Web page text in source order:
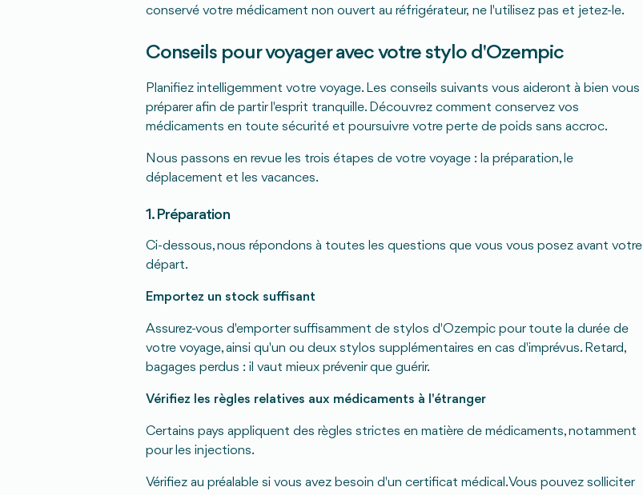
conservé votre médicament non ouvert au réfrigérateur, ne l'utilisez pas et jetez-le.
Conseils pour voyager avec votre stylo d'Ozempic
Planifiez intelligemment votre voyage. Les conseils suivants vous aideront à bien vous
préparer afin de partir l'esprit tranquille. Découvrez comment conservez vos
médicaments en toute sécurité et poursuivre votre perte de poids sans accroc.
Nous passons en revue les trois étapes de votre voyage : la préparation, le
déplacement et les vacances.
1. Préparation
Ci-dessous, nous répondons à toutes les questions que vous vous posez avant votre
départ.
Emportez un stock suffisant
Assurez-vous d'emporter suffisamment de stylos d'Ozempic pour toute la durée de
votre voyage, ainsi qu'un ou deux stylos supplémentaires en cas d'imprévus. Retard,
bagages perdus : il vaut mieux prévenir que guérir.
Vérifiez les règles relatives aux médicaments à l'étranger
Certains pays appliquent des règles strictes en matière de médicaments, notamment
pour les injections.
Vérifiez au préalable si vous avez besoin d'un certificat médical. Vous pouvez solliciter